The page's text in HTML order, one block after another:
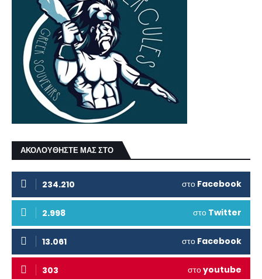
ΑΚΟΛΟΥΘΗΣΤΕ ΜΑΣ ΣΤΟ
234.210 στο Facebook
2.998 στο Twitter
13.061 στο Facebook
303 στοyoutube